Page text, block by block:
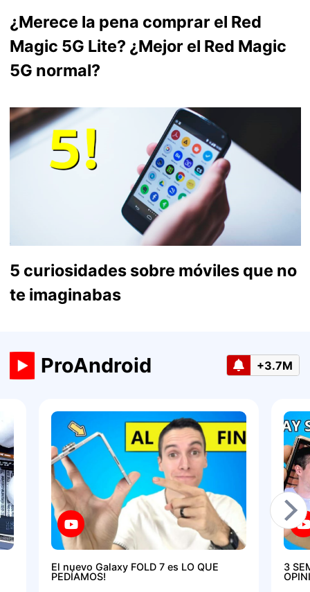
¿Merece la pena comprar el Red
Magic 5G Lite? ¿Mejor el Red Magic
5G normal?
5 curiosidades sobre móviles que no
te imaginabas
ProAndroid +3.7M
El nuevo Galaxy FOLD 7 es LO QUE
PEDÍAMOS!
3